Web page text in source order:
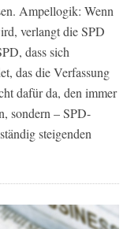
Ampellogik: Wenn
verlangt die SPD
dass sich
das die Verfassung
dafür da, den immer
sondern – SPD-
steigenden